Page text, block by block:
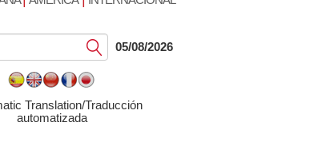
Submit05/08/2026
Translation/Traducción
automatizada